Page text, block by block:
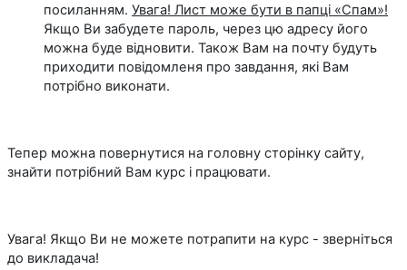
посиланням. Увага! Лист може бути в папці «Спам»!
Якщо Ви забудете пароль, через цю адресу його
можна буде відновити. Також Вам на почту будуть
приходити повідомленя про завдання, які Вам
потрібно виконати.
Тепер можна повернутися на головну сторінку сайту,
знайти потрібний Вам курс і працювати.
Увага! Якщо Ви не можете потрапити на курс - зверніться
до викладача!